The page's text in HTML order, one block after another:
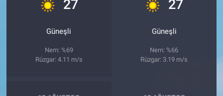
27
Güneşli
Nem: %69
Rüzgar: 4.11 m/s
27
Güneşli
Nem: %66
Rüzgar: 3.19 m/s